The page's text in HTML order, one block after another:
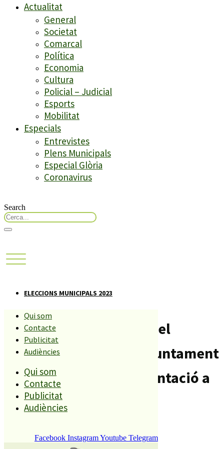
Actualitat
General
Societat
Comarcal
Política
Economia
Cultura
Policial – Judicial
Esports
Mobilitat
Especials
Entrevistes
Plens Municipals
Especial Glòria
Coronavirus
Search
Qui som
Contacte
Publicitat
Audiències
Qui som
Contacte
Publicitat
Audiències
Facebook InstagramYoutube Telegram
ELECCIONS MUNICIPALS 2023
Esquerra Unitària perd el
regidor que tenia a l’Ajuntament
i deixa de tenir representació a
Palafolls